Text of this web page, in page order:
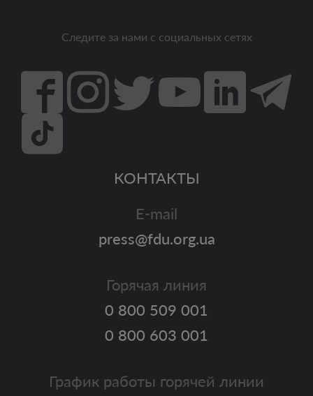
Следите за нами с социальных сетях
КОНТАКТЫ
E-mail
press@fdu.org.ua
Горячая линия
0 800 509 001
0 800 603 001
График работы горячей линии